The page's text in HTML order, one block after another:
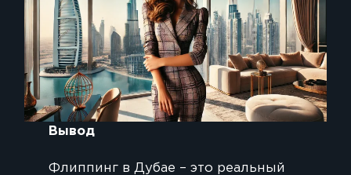
Вывод
Флиппинг в Дубае – это реальный